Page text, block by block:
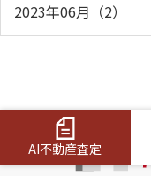
2023年06月（2）
AI不動産査定